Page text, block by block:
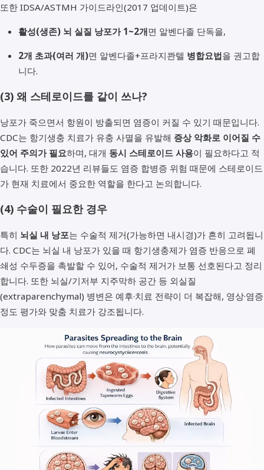
또한 IDSA/ASTMH 가이드라인(2017 업데이트)은
활성(생존) 뇌 실질 낭포가 1~2개면 알벤다졸 단독을,
2개 초과(여러 개)면 알벤다졸+프라지콴텔 병합요법을 권고합
니다.
(3) 왜 스테로이드를 같이 쓰나?
낭포가 죽으면서 항원이 방출되면 염증이 커질 수 있기 때문입니다.
CDC는 항기생충 치료가 유충 사멸을 유발해 증상 악화로 이어질 수
있어 주의가 필요하며, 대개 동시 스테로이드 사용이 필요하다고 적
습니다. 또한 2022년 리뷰들도 염증 합병증 위험 때문에 스테로이드
가 현재 치료에서 중요한 역할을 한다고 논의합니다.
(4) 수술이 필요한 경우
특히 뇌실 내 낭포는 수술적 제거(가능하면 내시경)가 흔히 고려됩니
다. CDC는 뇌실 내 낭포가 있을 때 항기생충제가 염증 반응으로 폐
쇄성 수두증을 촉발할 수 있어, 수술적 제거가 보통 선호된다고 정리
합니다. 또한 뇌실/기저부 지주막하 공간 등 외실질
(extraparenchymal) 병변은 예후·치료 전략이 더 복잡해, 영상·염증
정도 평가와 맞춤 치료가 강조됩니다.